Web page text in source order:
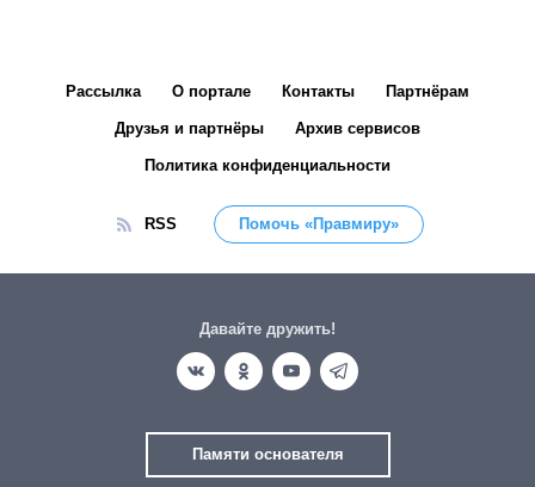
Рассылка О портале Контакты Партнёрам
Друзья и партнёры Архив сервисов
Политика конфиденциальности
RSS Помочь «Правмиру»
Давайте дружить!
Памяти основателя